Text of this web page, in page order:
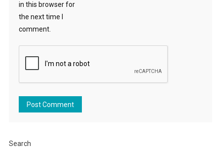
in this browser for
the next time I
comment.
Search